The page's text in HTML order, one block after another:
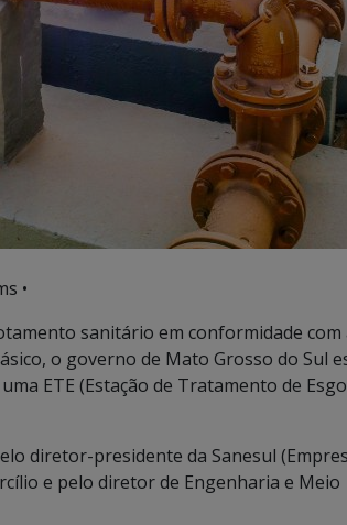
•
sanitário em conformidade com
o governo de Mato Grosso do Sul
ETE (Estação de Tratamento de
diretor-presidente da Sanesul
e pelo diretor de Engenharia e Meio